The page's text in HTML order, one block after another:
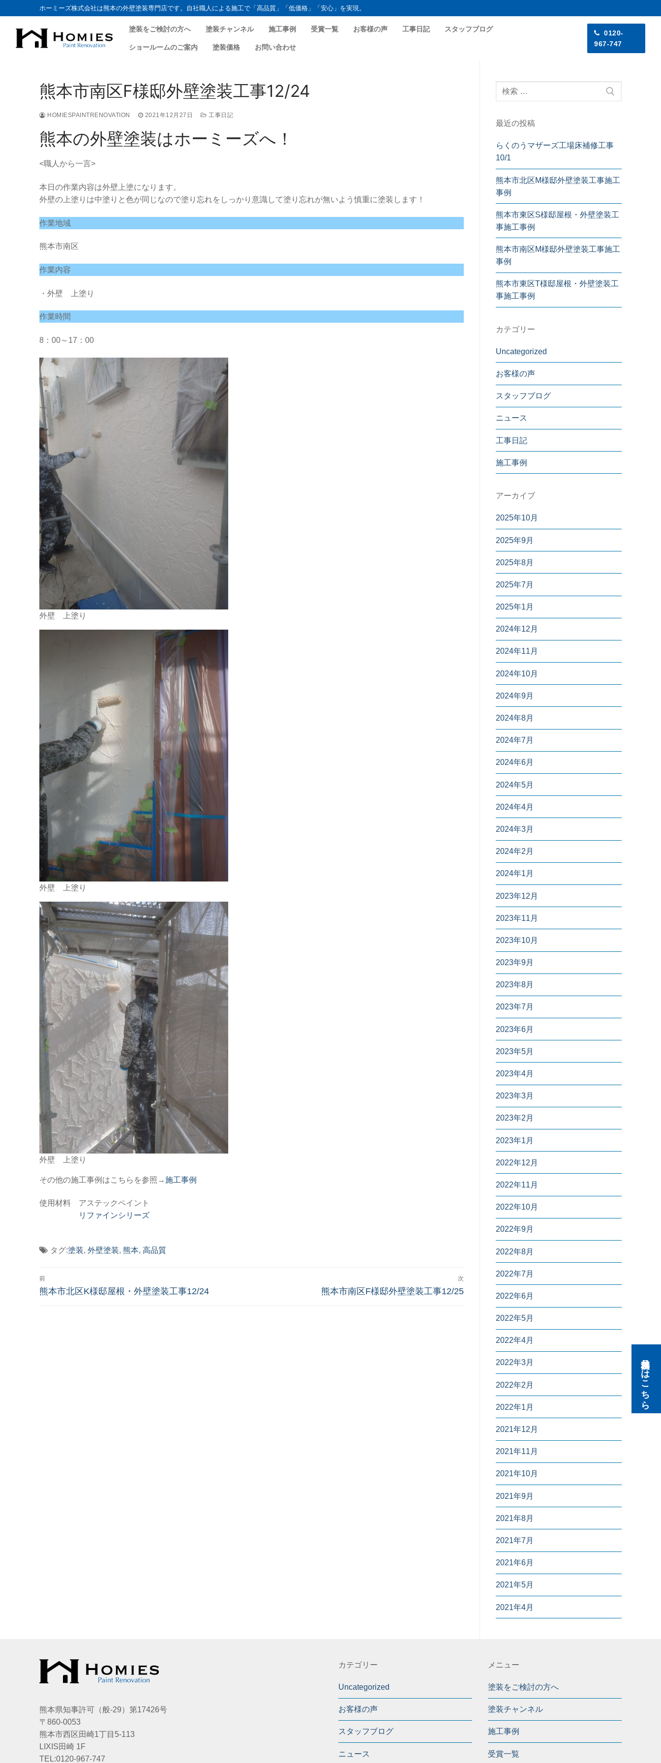
ホーミーズ株式会社は熊本の外壁塗装専門店です。自社職人による施工で「高品質」「低価格」「安心」を実現。
塗装をご検討の方へ 塗装チャンネル 施工事例 受賞一覧 お客様の声 工事日記 スタッフブログ
ショールームのご案内 塗装価格 お問い合わせ
0120-
967-747
熊本市南区F様邸外壁塗装工事12/24
HOMIESPAINTRENOVATION 2021年12月27日 工事日記
熊本の外壁塗装はホーミーズへ！
<職人から一言>
本日の作業内容は外壁上塗になります。
外壁の上塗りは中塗りと色が同じなので塗り忘れをしっかり意識して塗り忘れが無いよう慎重に塗装します！
作業地域
熊本市南区
作業内容
・外壁 上塗り
作業時間
8：00～17：00
外壁 上塗り
外壁 上塗り
外壁 上塗り
その他の施工事例はこちらを参照→施工事例
使用材料 アステックペイント
リファインシリーズ
タグ:塗装, 外壁塗装, 熊本, 高品質
投
稿
前
前
熊本市北区K様邸屋根・外壁塗装工事12/24
次
次
熊本市南区F様邸外壁塗装工事12/25
索:
最近の投稿
らくのうマザーズ工場床補修工事
10/1
熊本市北区M様邸外壁塗装工事施工
事例
熊本市東区S様邸屋根・外壁塗装工
事施工事例
熊本市南区M様邸外壁塗装工事施工
事例
熊本市東区T様邸屋根・外壁塗装工
事施工事例
カテゴリー
Uncategorized
お客様の声
スタッフブログ
ニュース
工事日記
施工事例
アーカイブ
2025年10月
2025年9月
2025年8月
2025年7月
2025年1月
2024年12月
2024年11月
2024年10月
2024年9月
2024年8月
2024年7月
2024年6月
2024年5月
2024年4月
2024年3月
2024年2月
2024年1月
2023年12月
2023年11月
2023年10月
2023年9月
2023年8月
2023年7月
2023年6月
2023年5月
2023年4月
2023年3月
2023年2月
2023年1月
2022年12月
2022年11月
2022年10月
2022年9月
2022年8月
2022年7月
2022年6月
2022年5月
2022年4月
2022年3月
2022年2月
2022年1月
2021年12月
2021年11月
2021年10月
2021年9月
2021年8月
2021年7月
2021年6月
2021年5月
2021年4月
熊本県知事許可（般-29）第17426号
〒860-0053
熊本市西区田崎1丁目5-113
LIXIS田崎 1F
TEL:0120-967-747
カテゴリー
Uncategorized
お客様の声
スタッフブログ
ニュース
メニュー
塗装をご検討の方へ
塗装チャンネル
施工事例
受賞一覧
無料見積りはこちら